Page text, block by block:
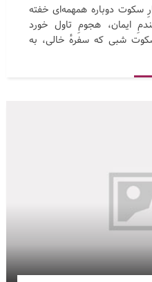
سکوت دوباره همهمه‌ای خفته
ایمان، هجومِ تاول خورد
شبی که سفرهٔ خالی، به